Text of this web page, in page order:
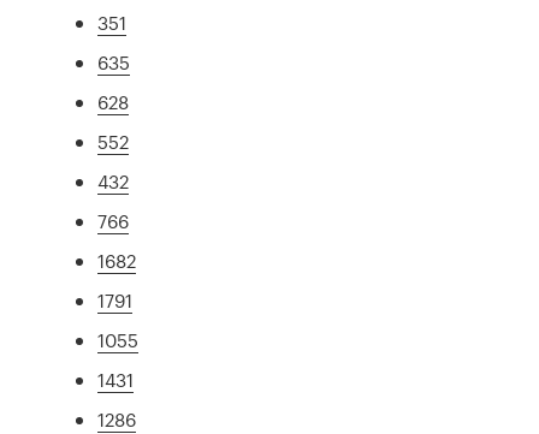
351
635
628
552
432
766
1682
1791
1055
1431
1286